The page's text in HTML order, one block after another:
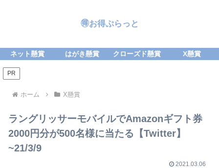
🉐お得ぷらっと
ネット懸賞 はがき懸賞 クローズド懸賞 X懸賞
PR
ホーム X懸賞
ラングリッサーモバイルでAmazonギフト券
2000円分が500名様に当たる【Twitter】
~21/3/9
2021.03.06